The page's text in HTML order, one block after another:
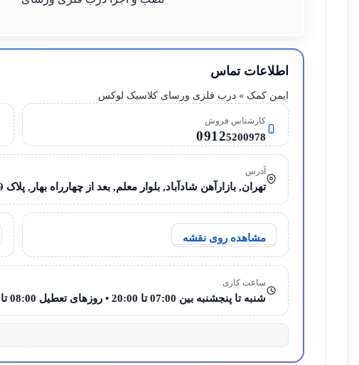
اطلاعات تماس
ایمن کمک » درب فلزی ورسای کلاسیک لوکس
کارشناس فروش
09125200978
آدرس
تهران, بازارآهن شادآباد, بلوار معلم, بعد از چهارراه بهار, پلاک 339
مشاهده روی نقشه
ساعت کاری
شنبه تا پنجشنبه بین 07:00 تا 20:00 • روزهای تعطیل 08:00 تا 15:00